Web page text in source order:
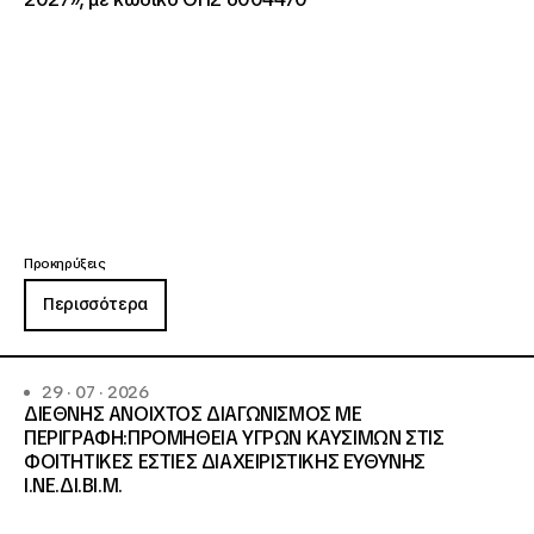
Προκηρύξεις
Περισσότερα
29 · 07 · 2026
ΔΙΕΘΝΗΣ ΑΝΟΙΧΤΟΣ ΔΙΑΓΩΝΙΣΜΟΣ ΜΕ
ΠΕΡΙΓΡΑΦΗ:ΠΡΟΜΗΘΕΙΑ ΥΓΡΩΝ ΚΑΥΣΙΜΩΝ ΣΤΙΣ
ΦΟΙΤΗΤΙΚΕΣ ΕΣΤΙΕΣ ΔΙΑΧΕΙΡΙΣΤΙΚΗΣ ΕΥΘΥΝΗΣ
Ι.ΝΕ.ΔΙ.ΒΙ.Μ.